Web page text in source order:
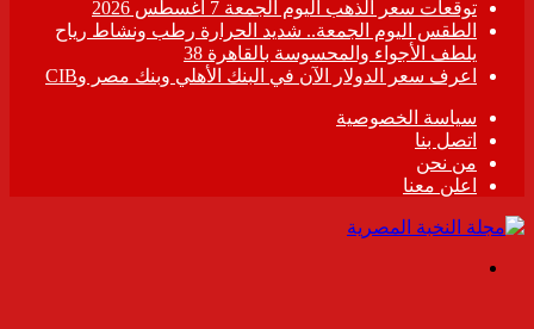
توقعات سعر الذهب اليوم الجمعة 7 أغسطس 2026
الطقس اليوم الجمعة.. شديد الحرارة رطب ونشاط رياح
يلطف الأجواء والمحسوسة بالقاهرة 38
اعرف سعر الدولار الآن في البنك الأهلي وبنك مصر وCIB
سياسة الخصوصية
اتصل بنا
من نحن
اعلن معنا